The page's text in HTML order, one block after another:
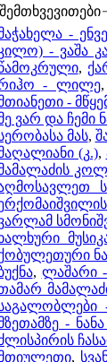
შემთხვევითები
-
- ვაშა
,
- ლილე,
-
ვარ და ჩემი
მას,
(კ.),
, ლაშარი -
-
,